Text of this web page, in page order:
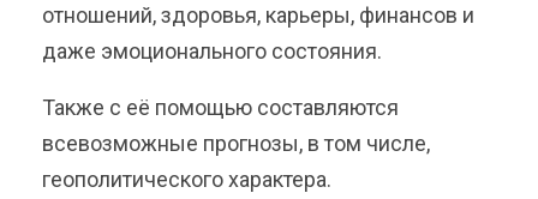
отношений, здоровья, карьеры, финансов и
даже эмоционального состояния.
Также с её помощью составляются
всевозможные прогнозы, в том числе,
геополитического характера.